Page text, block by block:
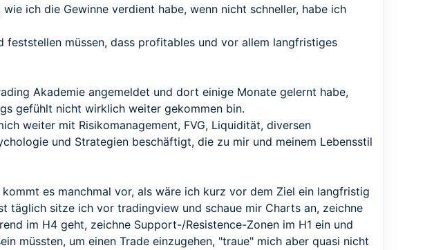
ich die Gewinne verdient habe, wenn nicht schneller, habe ich
müssen, dass profitables und vor allem langfristiges
Akademie angemeldet und dort einige Monate gelernt habe,
gefühlt nicht wirklich weiter gekommen bin.
weiter mit Risikomanagement, FVG, Liquidität, diversen
und Strategien beschäftigt, die zu mir und meinem Lebensstil
es manchmal vor, als wäre ich kurz vor dem Ziel ein langfristig
täglich sitze ich vor tradingview und schaue mir Charts an, zeichne
im H4 geht, zeichne Support-/Resistence-Zonen im H1 ein und
müssten, um einen Trade einzugehen, "traue" mich aber quasi nicht